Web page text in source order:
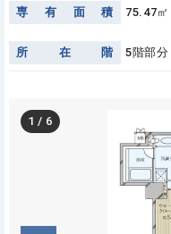
専 有 面 積 75.47
所 在 階 5階部分
1 / 6